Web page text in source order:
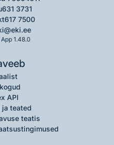
631 3731
617 7500
1.48.0
API
ja teated
teatis